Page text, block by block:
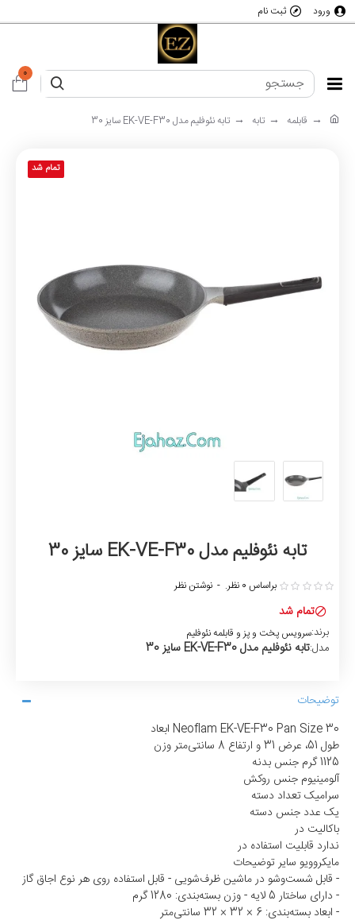
ورود ثبت نام
0
قابلمه تابه تابه نئوفلیم مدل EK-VE-F30 سایز 30
تمام شد
تابه نئوفلیم مدل EK-VE-F30 سایز 30
تمام شد
برند:سرویس پخت و پز و قابلمه نئوفلیم
مدل:تابه نئوفلیم مدل EK-VE-F30 سایز 30
براساس 0 نظر. - نوشتن نظر
توضیحات
Neoflam EK-VE-F30 Pan Size 30 ابعاد
طول 51، عرض 31 و ارتفاع 8 سانتی‌متر وزن
1125 گرم جنس بدنه
آلومینیوم جنس روکش
سرامیک تعداد دسته
یک عدد جنس دسته
باکالیت در
ندارد قابلیت استفاده در
مایکروویو سایر توضیحات
- قابل شست‌وشو در ماشین ظرف‌شویی - قابل استفاده روی هر نوع اجاق گاز
- دارای ساختار 5 لایه - وزن بسته‌بندی: 1280 گرم
- ابعاد بسته‌بندی: 6 × 32 × 32 سانتی‌متر